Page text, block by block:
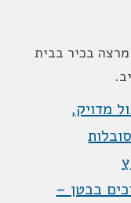
בכיר בבית
מדויק,
בבטן –